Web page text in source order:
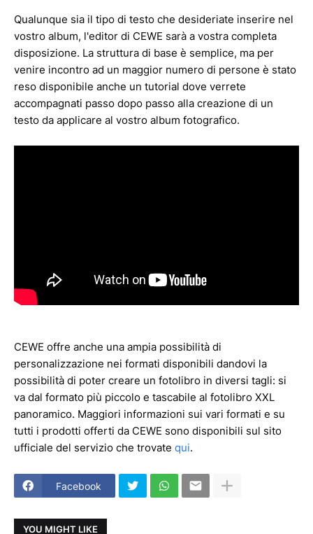
Qualunque sia il tipo di testo che desideriate inserire nel
vostro album, l'editor di CEWE sarà a vostra completa
disposizione. La struttura di base è semplice, ma per
venire incontro ad un maggior numero di persone è stato
reso disponibile anche un tutorial dove verrete
accompagnati passo dopo passo alla creazione di un
testo da applicare al vostro album fotografico.
CEWE offre anche una ampia possibilità di
personalizzazione nei formati disponibili dandovi la
possibilità di poter creare un fotolibro in diversi tagli: si
va dal formato più piccolo e tascabile al fotolibro XXL
panoramico. Maggiori informazioni sui vari formati e su
tutti i prodotti offerti da CEWE sono disponibili sul sito
ufficiale del servizio che trovate qui.
Facebook
YOU MIGHT LIKE